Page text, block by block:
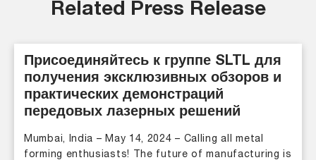
Related Press Release
Присоединяйтесь к группе SLTL для
получения эксклюзивных обзоров и
практических демонстраций
передовых лазерных решений
Mumbai, India – May 14, 2024 – Calling all metal
forming enthusiasts! The future of manufacturing is